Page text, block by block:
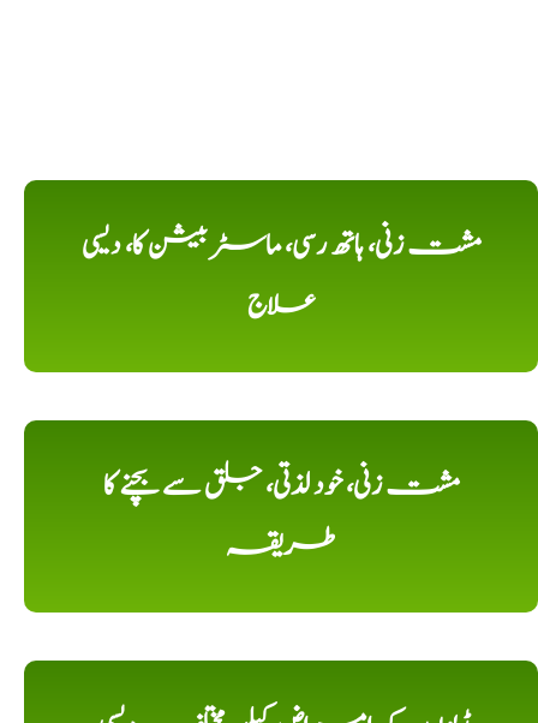
مشت زنی، ہاتھ رسی، ماسٹر بیشن کا، دیسی
علاج
مشت زنی، خود لذتی، جلق سے بچنے کا
طریقہ